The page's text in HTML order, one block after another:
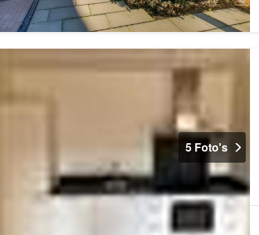
5 Foto's